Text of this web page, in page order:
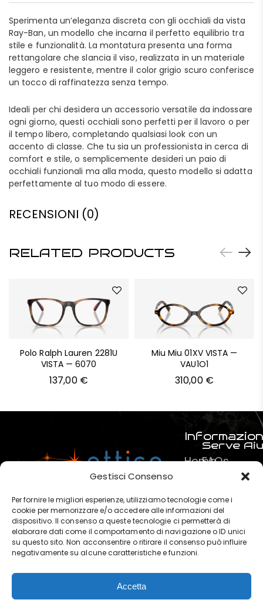
Gestisci Consenso
Per fornire le migliori esperienze, utilizziamo tecnologie come i
cookie per memorizzare e/o accedere alle informazioni del
dispositivo. Il consenso a queste tecnologie ci permetterà di
elaborare dati come il comportamento di navigazione o ID unici
su questo sito. Non acconsentire o ritirare il consenso può influire
negativamente su alcune caratteristiche e funzioni.
Accetta
Sperimenta un’eleganza discreta con gli occhiali da vista
Ray-Ban, un modello che incarna il perfetto equilibrio tra
stile e funzionalità. La montatura presenta una forma
rettangolare che slancia il viso, realizzata in un materiale
leggero e resistente, mentre il color grigio scuro conferisce
un tocco di raffinatezza senza tempo.
Ideali per chi desidera un accessorio versatile da indossare
ogni giorno, questi occhiali sono perfetti per il lavoro o per
il tempo libero, completando qualsiasi look con un
accento di classe. Che tu sia un professionista in cerca di
comfort e stile, o semplicemente desideri un paio di
occhiali funzionali ma alla moda, questo modello si adatta
perfettamente al tuo modo di essere.
RECENSIONI (0)
RELATED PRODUCTS
Polo Ralph Lauren 2281U
VISTA — 6070
137,00 €
Miu Miu 01XV VISTA —
VAU1O1
310,00 €
Home
Chi
siamo
?
Contatti
Serve
FAQs
Pagamenti
Termini e
Privacy &